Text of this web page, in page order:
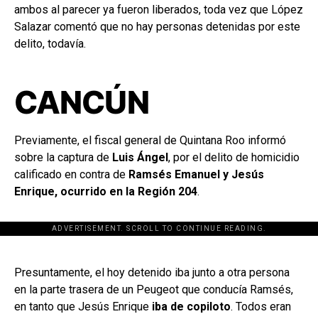
ambos al parecer ya fueron liberados, toda vez que López
Salazar comentó que no hay personas detenidas por este
delito, todavía.
CANCÚN
Previamente, el fiscal general de Quintana Roo informó
sobre la captura de Luis Ángel, por el delito de homicidio
calificado en contra de Ramsés Emanuel y Jesús
Enrique, ocurrido en la Región 204.
ADVERTISEMENT. SCROLL TO CONTINUE READING.
[adsforwp id="243463"]
Presuntamente, el hoy detenido iba junto a otra persona
en la parte trasera de un Peugeot que conducía Ramsés,
en tanto que Jesús Enrique iba de copiloto. Todos eran